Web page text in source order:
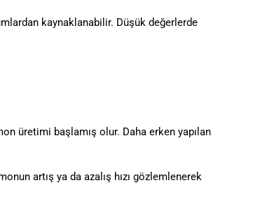
kaynaklanabilir. Düşük değerlerde
üretimi başlamış olur. Daha erken yapılan
artış ya da azalış hızı gözlemlenerek